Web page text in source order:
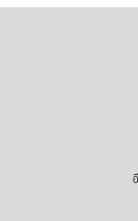
บทเพื่อพั ...See More
ไม่สามารถดูเนื้อ
สภาเกษตร